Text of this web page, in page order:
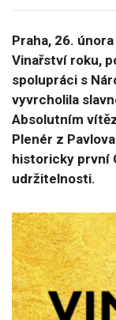
Praha, 26.
Vinařství roku,
spolupráci s
vyvrcholila
Absolutním
Plenér z
historicky první
udržitelnosti.